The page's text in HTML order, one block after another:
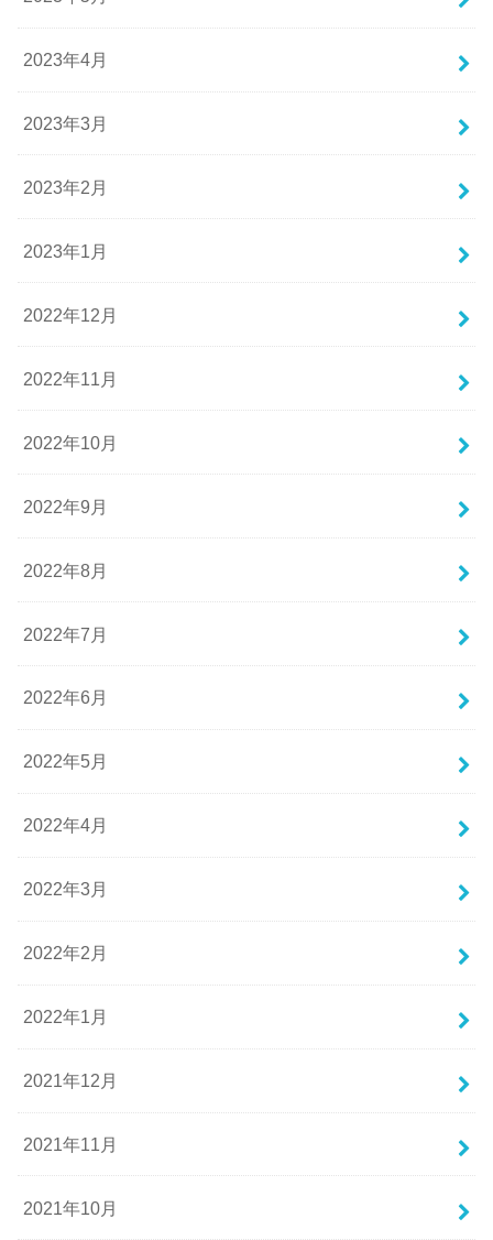
2023年4月
2023年3月
2023年2月
2023年1月
2022年12月
2022年11月
2022年10月
2022年9月
2022年8月
2022年7月
2022年6月
2022年5月
2022年4月
2022年3月
2022年2月
2022年1月
2021年12月
2021年11月
2021年10月